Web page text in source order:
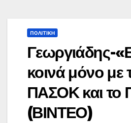
ΠΟΛΙΤΙΚΉ
Γεωργιάδης-
κοινά μόνο με
ΠΑΣΟΚ και το
(ΒΙΝΤΕΟ)